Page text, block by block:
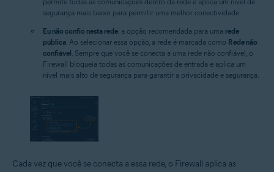
segurança mais baixo para permitir uma melhor conectividade.
Eu não confio nesta rede: a opção recomendada para uma rede
pública . Ao selecionar essa opção, a rede é marcada como Rede não
confiável . Sempre que você se conecta a uma rede não confiável, o
Firewall bloqueia todas as comunicações de entrada e aplica um
nível mais alto de segurança para garantir a privacidade e segurança.
Cada vez que você se conecta a essa rede, o Firewall aplica as